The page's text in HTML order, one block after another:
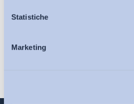
Statistiche
Marketing
Osservatori
Eventi